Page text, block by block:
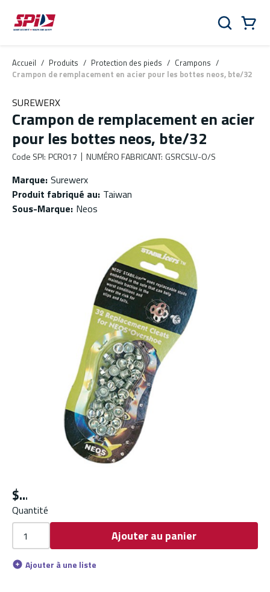
Aller au contenu principal
Skip to menu
Skip to footer
Rechercher
Accueil / Produits / Protection des pieds / Crampons /
Crampon de remplacement en acier pour les bottes neos, bte/32
SUREWERX
Crampon de remplacement en acier
pour les bottes neos, bte/32
Code SPI: PCR017 NUMÉRO FABRICANT: GSRCSLV-O/S
Marque: Surewerx
Produit fabriqué au: Taiwan
Sous-Marque: Neos
$
Quantité
Ajouter au panier
Ajouter à une liste